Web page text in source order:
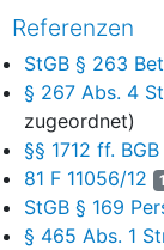
verurteilt.
Die Angeklagten
Bzgl. O. O.: §§
Abs. 1, 22, 23, 52
Bzgl. M. O.: §§
Referenzen
StGB § 263
§ 267 Abs. 4
zugeordnet)
§§ 1712 ff. BGB
81 F 11056/12
StGB § 169
§ 465 Abs. 1